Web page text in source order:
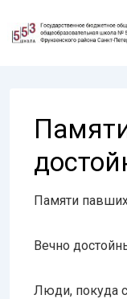
Перейти
Памяти
Вечно
Люди, покуда